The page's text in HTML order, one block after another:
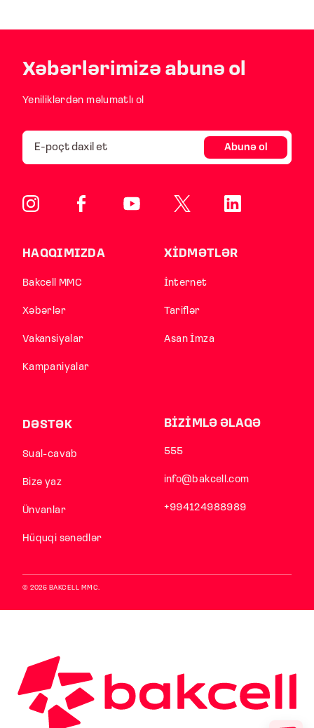
Xəbərlərimizə abunə ol
Yeniliklərdən məlumatlı ol
Abunə ol
HAQQIMIZDA
Bakcell MMC
Xəbərlər
Vakansiyalar
Kampaniyalar
XİDMƏTLƏR
İnternet
Tariflər
Asan İmza
DƏSTƏK
Sual-cavab
Bizə yaz
Ünvanlar
Hüquqi sənədlər
BİZİMLƏ ƏLAQƏ
555
info@bakcell.com
+994124988989
© 2026 BAKCELL MMC.